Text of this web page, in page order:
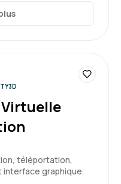
téléportation,
graphique.